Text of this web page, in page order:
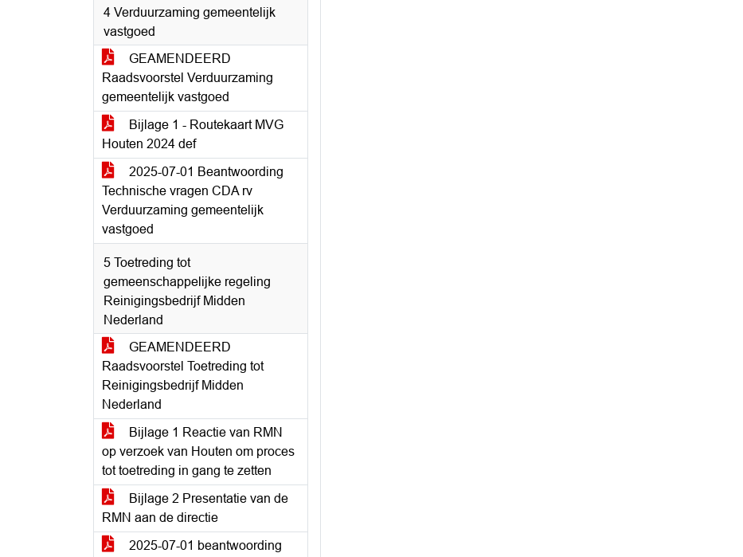
4 Verduurzaming gemeentelijk
vastgoed
GEAMENDEERD
Raadsvoorstel Verduurzaming
gemeentelijk vastgoed
Bijlage 1 - Routekaart MVG
Houten 2024 def
2025-07-01 Beantwoording
Technische vragen CDA rv
Verduurzaming gemeentelijk
vastgoed
5 Toetreding tot
gemeenschappelijke regeling
Reinigingsbedrijf Midden
Nederland
GEAMENDEERD
Raadsvoorstel Toetreding tot
Reinigingsbedrijf Midden
Nederland
Bijlage 1 Reactie van RMN
op verzoek van Houten om proces
tot toetreding in gang te zetten
Bijlage 2 Presentatie van de
RMN aan de directie
2025-07-01 beantwoording